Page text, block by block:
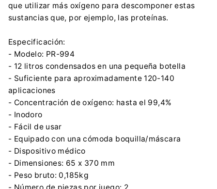
que utilizar más oxígeno para descomponer estas
sustancias que, por ejemplo, las proteínas.
Especificación:
- Modelo: PR-994
- 12 litros condensados en una pequeña botella
- Suficiente para aproximadamente 120-140
aplicaciones
- Concentración de oxígeno: hasta el 99,4%
- Inodoro
- Fácil de usar
- Equipado con una cómoda boquilla/máscara
- Dispositivo médico
- Dimensiones: 65 x 370 mm
- Peso bruto: 0,185kg
- Número de piezas por juego: 2